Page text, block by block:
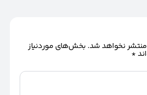
نخواهد شد. بخش‌های موردنیاز
*